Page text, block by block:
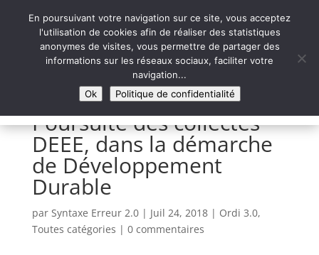
Syntaxe Erreur 2.0
LE NUMÉRIQUE SOLIDAIRE
Poursuite des collectes
DEEE, dans la démarche
de Développement
Durable
par Syntaxe Erreur 2.0| Juil 24, 2018| Ordi 3.0,
Toutes catégories | 0 commentaires
En poursuivant votre navigation sur ce site, vous acceptez
l'utilisation de cookies afin de réaliser des statistiques
anonymes de visites, vous permettre de partager des
informations sur les réseaux sociaux, faciliter votre
navigation...
Ok
Politique de confidentialité